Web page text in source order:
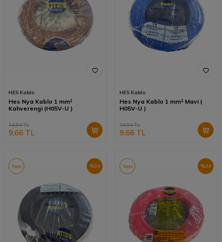
HES Kablo
Hes Nya Kablo 1 mm²
Kahverengi (H05V-U )
14,64TL
9,66 TL
HES Kablo
Hes Nya Kablo 1 mm² Mavi (
H05V-U )
14,64TL
9,66 TL
%34
Yeni %34
Yeni